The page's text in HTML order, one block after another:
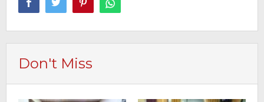
Don't Miss